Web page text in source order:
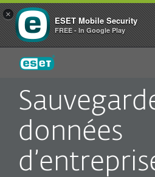
données
ESET
×
ESET Mobile Security
FREE - In Google Play